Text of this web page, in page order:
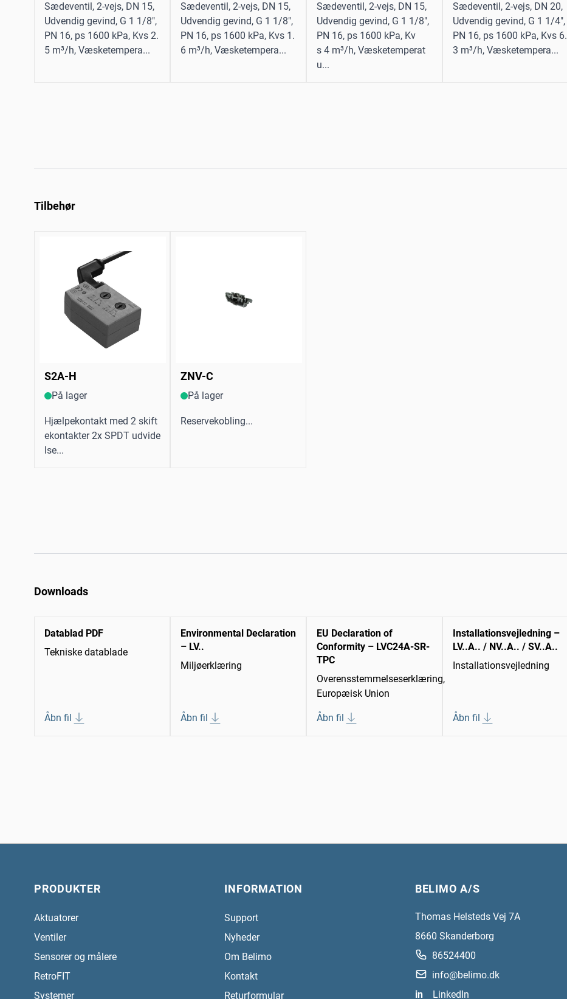
Sædeventil, 2-vejs, DN 15,
Udvendig gevind, G 1 1/8",
PN 16, ps 1600 kPa, Kvs 2.
5 m³/h, Væsketempera...
Sædeventil, 2-vejs, DN 15,
Udvendig gevind, G 1 1/8",
PN 16, ps 1600 kPa, Kvs 1.
6 m³/h, Væsketempera...
Sædeventil, 2-vejs, DN 15,
Udvendig gevind, G 1 1/8",
PN 16, ps 1600 kPa, Kv
s 4 m³/h, Væsketemperat
u...
Sædeventil, 2-vejs, DN 20,
Udvendig gevind, G 1 1/4",
PN 16, ps 1600 kPa, Kvs 6.
3 m³/h, Væsketempera...
Tilbehør
S2A-H
På lager
Hjælpekontakt med 2 skift
ekontakter 2x SPDT udvide
lse...
ZNV-C
På lager
Reservekobling...
Downloads
Datablad PDF
Tekniske datablade
Åbn fil
Environmental Declaration
– LV..
Miljøerklæring
Åbn fil
EU Declaration of
Conformity – LVC24A-SR-
TPC
Overensstemmelseserklæring,
Europæisk Union
Åbn fil
Installationsvejledning –
LV..A.. / NV..A.. / SV..A..
Installationsvejledning
Åbn fil
PRODUKTER
Aktuatorer
Ventiler
Sensorer og målere
RetroFIT
Systemer
INFORMATION
Support
Nyheder
Om Belimo
Kontakt
Returformular
BELIMO A/S
Thomas Helsteds Vej 7A
8660 Skanderborg
86524400
info@belimo.dk
in
LinkedIn